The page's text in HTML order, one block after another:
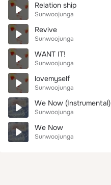
Relation ship
Sunwoojunga
Revive
Sunwoojunga
WANT IT!
Sunwoojunga
lovemyself
Sunwoojunga
We Now (Instrumental)
Sunwoojunga
We Now
Sunwoojunga